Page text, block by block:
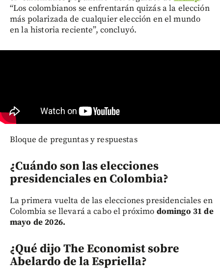
“Los colombianos se enfrentarán quizás a la elección
más polarizada de cualquier elección en el mundo
en la historia reciente”, concluyó.
Bloque de preguntas y respuestas
¿Cuándo son las elecciones
presidenciales en Colombia?
La primera vuelta de las elecciones presidenciales en
Colombia se llevará a cabo el próximo domingo 31 de
mayo de 2026.
¿Qué dijo The Economist sobre
Abelardo de la Espriella?